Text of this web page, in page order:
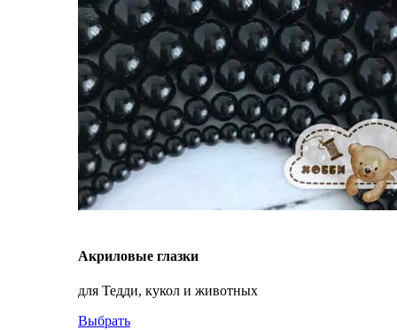
Акриловые глазки
для Тедди, кукол и животных
Выбрать